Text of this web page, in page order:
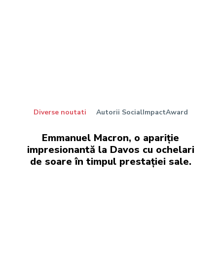
Diverse noutati Autorii SocialImpactAward
Emmanuel Macron, o apariție
impresionantă la Davos cu ochelari
de soare în timpul prestației sale.